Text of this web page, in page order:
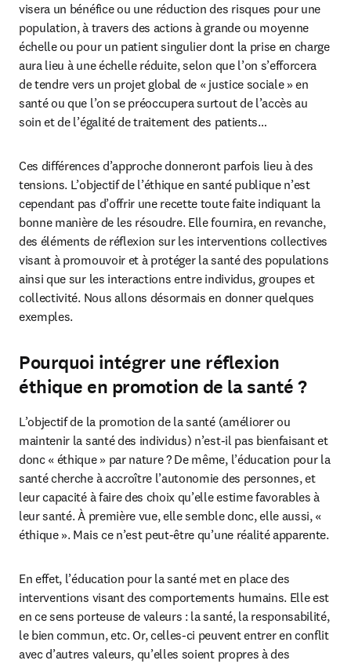
visera un bénéfice ou une réduction des risques pour une
population, à travers des actions à grande ou moyenne
échelle ou pour un patient singulier dont la prise en charge
aura lieu à une échelle réduite, selon que l’on s’efforcera
de tendre vers un projet global de « justice sociale » en
santé ou que l’on se préoccupera surtout de l’accès au
soin et de l’égalité de traitement des patients…
Ces différences d’approche donneront parfois lieu à des
tensions. L’objectif de l’éthique en santé publique n’est
cependant pas d’offrir une recette toute faite indiquant la
bonne manière de les résoudre. Elle fournira, en revanche,
des éléments de réflexion sur les interventions collectives
visant à promouvoir et à protéger la santé des populations
ainsi que sur les interactions entre individus, groupes et
collectivité. Nous allons désormais en donner quelques
exemples.
Pourquoi intégrer une réflexion
éthique en promotion de la santé ?
L’objectif de la promotion de la santé (améliorer ou
maintenir la santé des individus) n’est-il pas bienfaisant et
donc « éthique » par nature ? De même, l’éducation pour la
santé cherche à accroître l’autonomie des personnes, et
leur capacité à faire des choix qu’elle estime favorables à
leur santé. À première vue, elle semble donc, elle aussi, «
éthique ». Mais ce n’est peut-être qu’une réalité apparente.
En effet, l’éducation pour la santé met en place des
interventions visant des comportements humains. Elle est
en ce sens porteuse de valeurs : la santé, la responsabilité,
le bien commun, etc. Or, celles-ci peuvent entrer en conflit
avec d’autres valeurs, qu’elles soient propres à des